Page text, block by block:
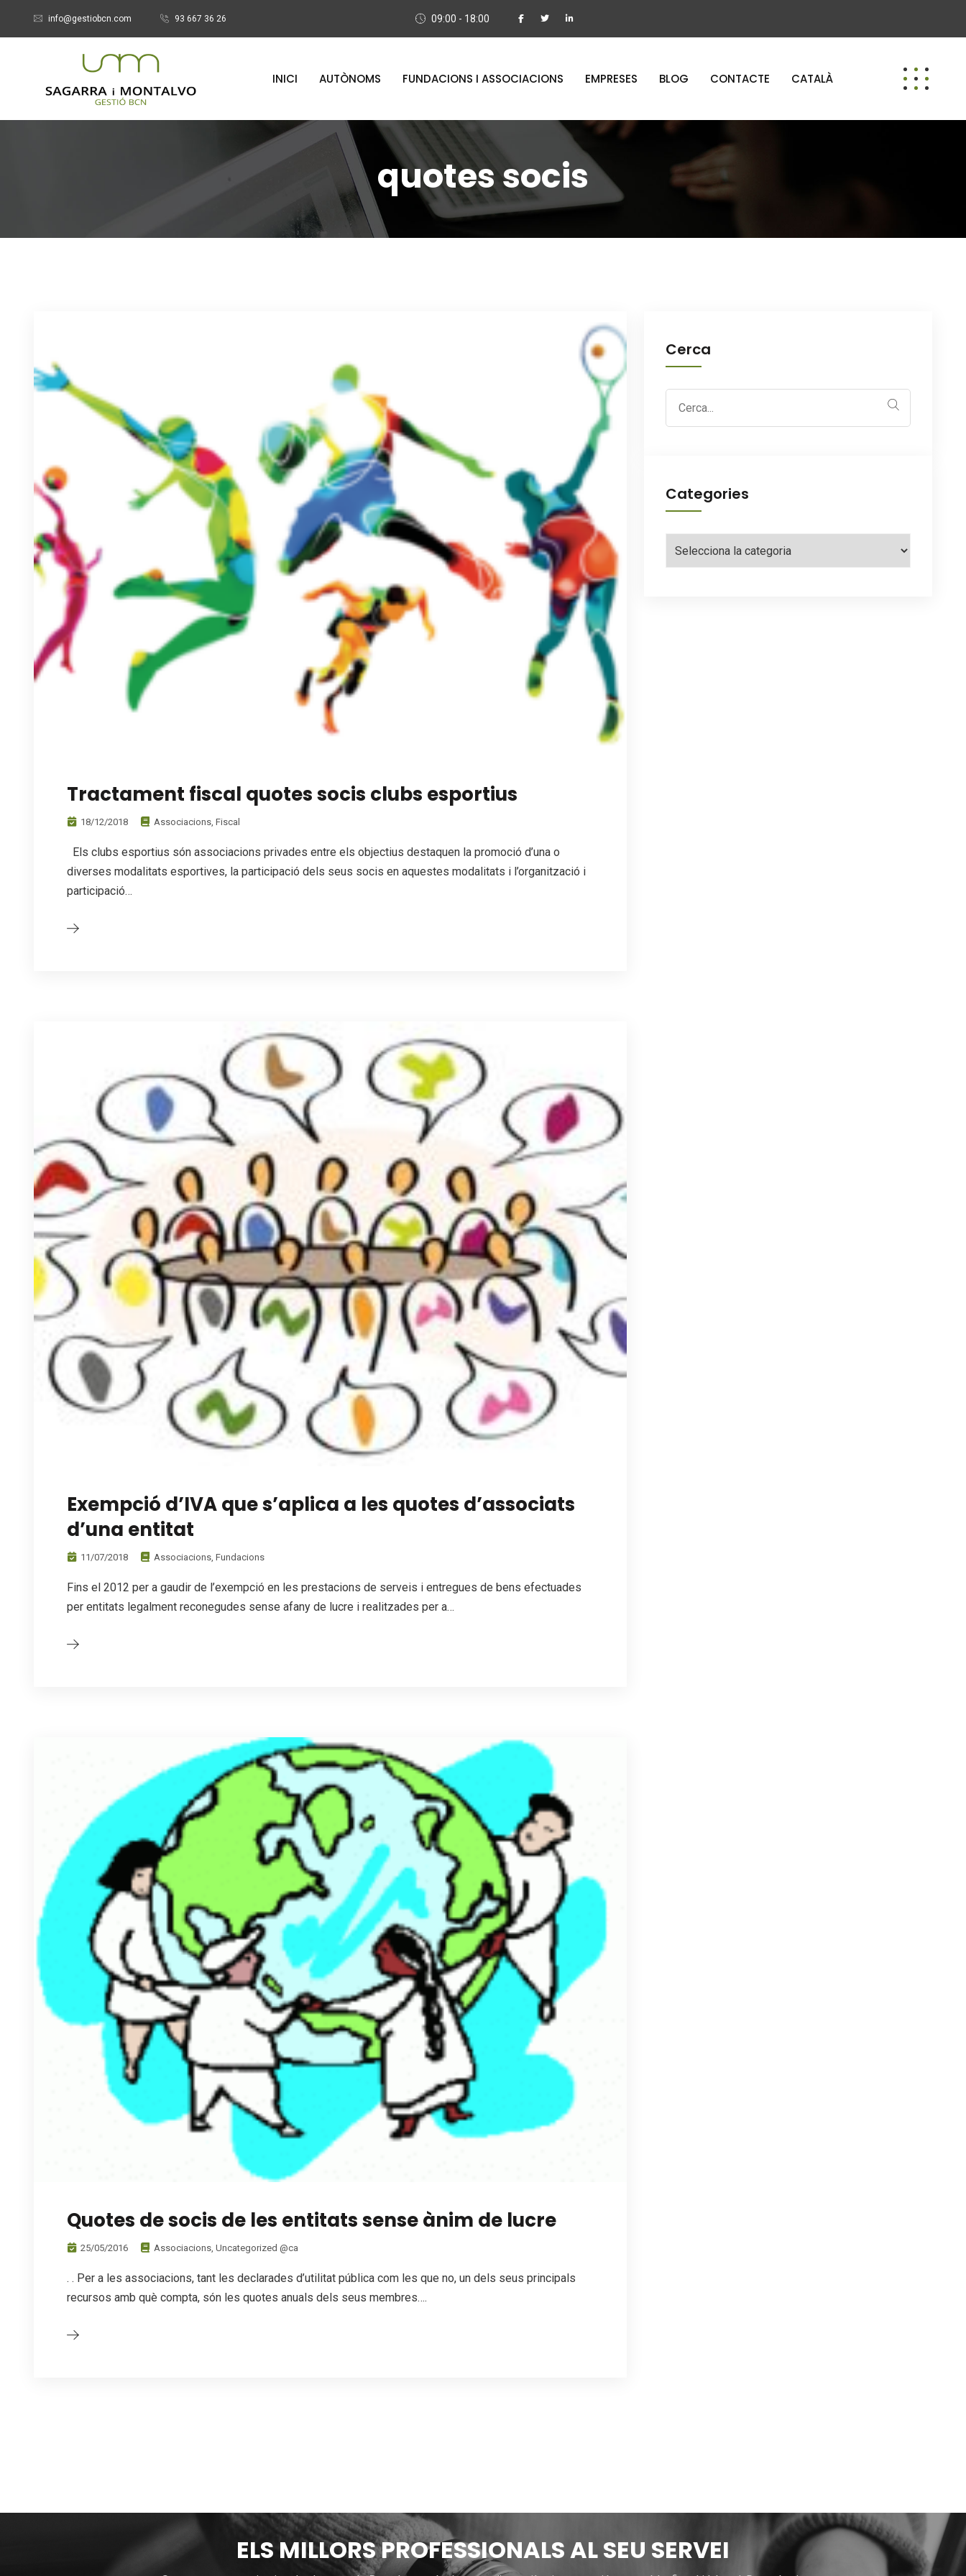
info@gestiobcn.com 93 667 36 26 09:00 - 18:00
INICI AUTÒNOMS FUNDACIONS I ASSOCIACIONS EMPRESES BLOG CONTACTE CATALÀ
quotes socis
Tractament fiscal quotes socis clubs esportius
18/12/2018 Associacions Fiscal
Els clubs esportius són associacions privades entre els objectius destaquen la promoció d’una o
diverses modalitats esportives, la participació dels seus socis en aquestes modalitats i l’organització i
participació…
Exempció d’IVA que s’aplica a les quotes d’associats
d’una entitat
11/07/2018 Associacions Fundacions
Fins el 2012 per a gaudir de l’exempció en les prestacions de serveis i entregues de bens efectuades
per entitats legalment reconegudes sense afany de lucre i realitzades per a…
Quotes de socis de les entitats sense ànim de lucre
25/05/2016 Associacions Uncategorized @ca
. . Per a les associacions, tant les declarades d’utilitat pública com les que no, un dels seus principals
recursos amb què compta, són les quotes anuals dels seus membres….
Cerca
Categories
ELS MILLORS PROFESSIONALS AL SEU SERVEI